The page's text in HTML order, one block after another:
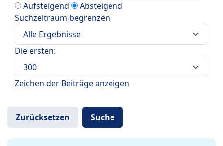
Aufsteigend
Absteigend
Suchzeitraum begrenzen:
Die ersten:
Zeichen der Beiträge anzeigen